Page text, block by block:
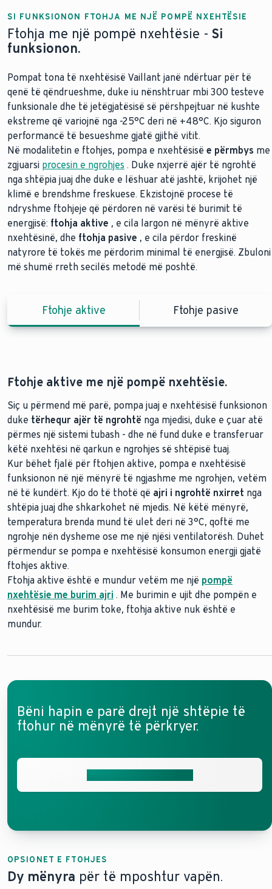
SI FUNKSIONON FTOHJA ME NJË POMPË NXEHTËSIE
Ftohja me një pompë nxehtësie - Si
funksionon.
Pompat tona të nxehtësisë Vaillant janë ndërtuar për të
qenë të qëndrueshme, duke iu nënshtruar mbi 300 testeve
funksionale dhe të jetëgjatësisë së përshpejtuar në kushte
ekstreme që variojnë nga -25°C deri në +48°C. Kjo siguron
performancë të besueshme gjatë gjithë vitit.
Në modalitetin e ftohjes, pompa e nxehtësisë e përmbys me
zgjuarsi procesin e ngrohjes . Duke nxjerrë ajër të ngrohtë
nga shtëpia juaj dhe duke e lëshuar atë jashtë, krijohet një
klimë e brendshme freskuese. Ekzistojnë procese të
ndryshme ftohjeje që përdoren në varësi të burimit të
energjisë: ftohja aktive , e cila largon në mënyrë aktive
nxehtësinë, dhe ftohja pasive , e cila përdor freskinë
natyrore të tokës me përdorim minimal të energjisë. Zbuloni
më shumë rreth secilës metodë më poshtë.
Ftohje aktive Ftohje pasive
Ftohje aktive me një pompë nxehtësie.
Siç u përmend më parë, pompa juaj e nxehtësisë funksionon
duke tërhequr ajër të ngrohtë nga mjedisi, duke e çuar atë
përmes një sistemi tubash - dhe në fund duke e transferuar
këtë nxehtësi në qarkun e ngrohjes së shtëpisë tuaj.
Kur bëhet fjalë për ftohjen aktive, pompa e nxehtësisë
funksionon në një mënyrë të ngjashme me ngrohjen, vetëm
në të kundërt. Kjo do të thotë që ajri i ngrohtë nxirret nga
shtëpia juaj dhe shkarkohet në mjedis. Në këtë mënyrë,
temperatura brenda mund të ulet deri në 3°C, qoftë me
ngrohje nën dysheme ose me një njësi ventilatorësh. Duhet
përmendur se pompa e nxehtësisë konsumon energji gjatë
ftohjes aktive.
Ftohja aktive është e mundur vetëm me një pompë
nxehtësie me burim ajri . Me burimin e ujit dhe pompën e
nxehtësisë me burim toke, ftohja aktive nuk është e
mundur.
me burim uji
me burim toke
sasi minimale
të energjisë elektrike.
Bëni hapin e parë drejt një shtëpie të
ftohur në mënyrë të përkryer.
OPSIONET E FTOHJES
Dy mënyra për të mposhtur vapën.